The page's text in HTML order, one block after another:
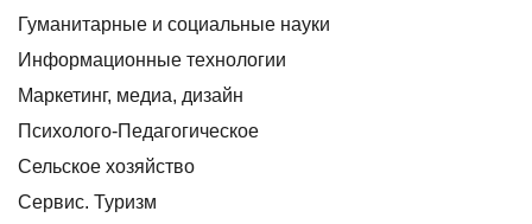
Гуманитарные и социальные науки
Информационные технологии
Маркетинг, медиа, дизайн
Психолого-Педагогическое
Сельское хозяйство
Сервис. Туризм